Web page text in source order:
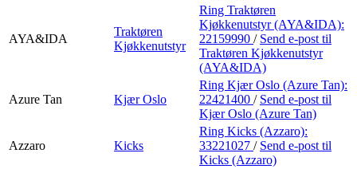
AYA&IDA
Traktøren
Kjøkkenutstyr
Ring Traktøren
Kjøkkenutstyr (AYA&IDA):
22159990 / Send e-post til
Traktøren Kjøkkenutstyr
(AYA&IDA)
Azure Tan Kjær Oslo
Ring Kjær Oslo (Azure Tan):
22421400 / Send e-post til
Kjær Oslo (Azure Tan)
Azzaro Kicks
Ring Kicks (Azzaro):
33221027 / Send e-post til
Kicks (Azzaro)